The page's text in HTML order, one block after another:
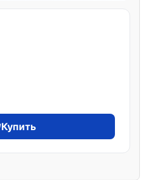
Купить